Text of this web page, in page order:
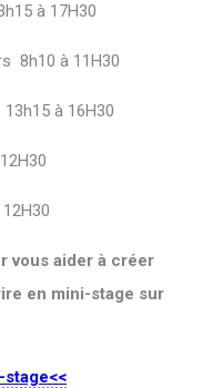
à 17H30
8h10 à 11H30
à 16H30
vous aider à créer
en mini-stage sur